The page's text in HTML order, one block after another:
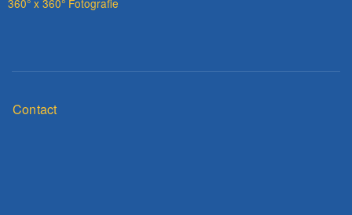
360° x 360° Fotografie
Fußzeilenmenü
Contact